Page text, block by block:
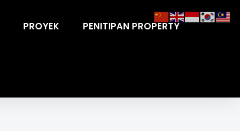
PROYEK PENITIPAN PROPERTY